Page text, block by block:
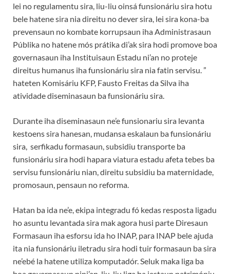
lei no regulamentu sira, liu-liu oinsá funsionáriu sira hotu
bele hatene sira nia direitu no dever sira, lei sira kona-ba
prevensaun no kombate korrupsaun iha Administrasaun
Públika no hatene mós prátika di’ak sira hodi promove boa
governasaun iha Instituisaun Estadu ni’an no proteje
direitus humanus iha funsionáriu sira nia fatin servisu. ”
hateten Komisáriu KFP, Fausto Freitas da Silva iha
atividade diseminasaun ba funsionáriu sira.
Durante iha diseminasaun ne’e funsionariu sira levanta
kestoens sira hanesan, mudansa eskalaun ba funsionáriu
sira, serfikadu formasaun, subsidiu transporte ba
funsionáriu sira hodi hapara viatura estadu afeta tebes ba
servisu funsionáriu nian, direitu subsidiu ba maternidade,
promosaun, pensaun no reforma.
Hatan ba ida ne’e, ekipa integradu fó kedas resposta ligadu
ho asuntu levantada sira mak agora husi parte Diresaun
Formasaun iha esforsu ida ho INAP, para INAP bele ajuda
ita nia funsionáriu iletradu sira hodi tuir formasaun ba sira
ne’ebé la hatene utiliza komputadór. Seluk maka liga ba